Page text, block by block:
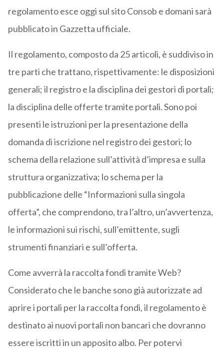
regolamento esce oggi sul sito Consob e domani sarà
pubblicato in Gazzetta ufficiale.
Il regolamento, composto da 25 articoli, è suddiviso in
tre parti che trattano, rispettivamente: le disposizioni
generali; il registro e la disciplina dei gestori di portali;
la disciplina delle offerte tramite portali. Sono poi
presenti le istruzioni per la presentazione della
domanda di iscrizione nel registro dei gestori; lo
schema della relazione sull’attività d’impresa e sulla
struttura organizzativa; lo schema per la
pubblicazione delle “Informazioni sulla singola
offerta”, che comprendono, tra l’altro, un’avvertenza,
le informazioni sui rischi, sull’emittente, sugli
strumenti finanziari e sull’offerta.
Come avverrà la raccolta fondi tramite Web?
Considerato che le banche sono già autorizzate ad
aprire i portali per la raccolta fondi, il regolamento è
destinato ai nuovi portali non bancari che dovranno
essere iscritti in un apposito albo. Per potervi